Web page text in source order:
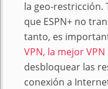
la geo-restricción.
que ESPN+ no
tanto, es
VPN, la mejor
desbloquear las
conexión a